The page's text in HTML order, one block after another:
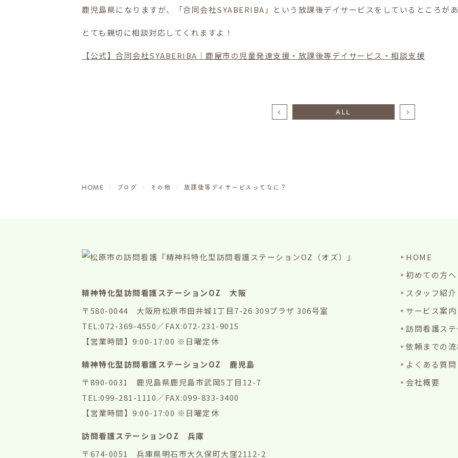
鹿児島県になりますが、「合同会社SYABERIBA」という放課後デイサービスをしているところがあ
とても親切に相談対応してくれますよ！
【公式】合同会社SYABERIBA｜鹿屋市の児童発達支援・放課後等デイサービス・相談支援
ALL
HOME ブログ その他 放課後等デイサービスってなに？
精神特化型訪問看護ステーションOZ 大阪
〒580-0044 大阪府松原市田井城1丁目7-26 309プラザ 306号室
TEL:072-369-4550／FAX:072-231-9015
【営業時間】9:00-17:00 ※日曜定休
精神特化型訪問看護ステーションOZ 鹿児島
〒890-0031 鹿児島県鹿児島市武岡5丁目12-7
TEL:099-281-1110／FAX:099-833-3400
【営業時間】9:00-17:00 ※日曜定休
訪問看護ステーションOZ 兵庫
〒674-0051 兵庫県明石市大久保町大窪2112-2
HOME
初めての方へ
スタッフ紹介
サービス案内
訪問看護ス
依頼までの流
よくある質問
会社概要